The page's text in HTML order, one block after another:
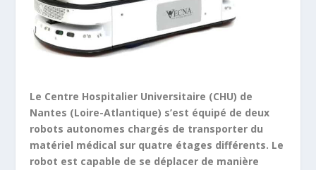
Le Centre Hospitalier Universitaire (CHU) de
Nantes (Loire-Atlantique) s’est équipé de deux
robots autonomes chargés de transporter du
matériel médical sur quatre étages différents. Le
robot est capable de se déplacer de manière